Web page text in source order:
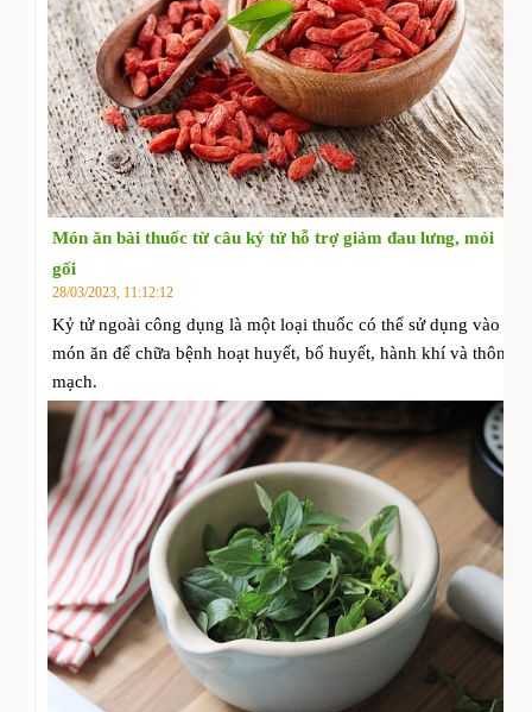
Món ăn bài thuốc từ câu kỷ tử hỗ trợ giảm đau lưng, mỏi
gối
28/03/2023, 11:12:12
Kỷ tử ngoài công dụng là một loại thuốc có thể sử dụng vào
món ăn để chữa bệnh hoạt huyết, bổ huyết, hành khí và thông
mạch.